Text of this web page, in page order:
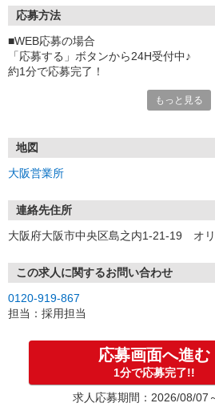
応募方法
■WEB応募の場合
「応募する」ボタンから24H受付中♪
約1分で応募完了！
①応募から3営業日を目安に、メールorお
★スマホでWEB面接（LINEなど）・出
す
③面接実施（履歴書不要）
※ご希望があれば、職場見学の調整もOK
お気軽にご応募ください♪
もっと見る
地図
大阪営業所
連絡先住所
大阪府大阪市中央区島之内1-21-19 オ
この求人に関するお問い合わせ
0120-919-867
担当：採用担当
応募画面へ進む
1分で応募完了!!
求人応募期間：2026/08/07